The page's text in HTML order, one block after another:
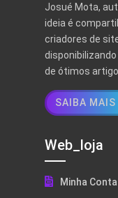
Josué Mota,
ideia é
criadores de
de ótimos
SAIBA MAIS
Web_loja
Minha Conta